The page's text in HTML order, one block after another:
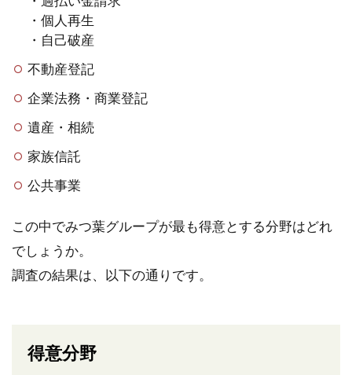
・個人再生
・自己破産
不動産登記
企業法務・商業登記
遺産・相続
家族信託
公共事業
この中でみつ葉グループが最も得意とする分野はどれ
でしょうか。
調査の結果は、以下の通りです。
得意分野